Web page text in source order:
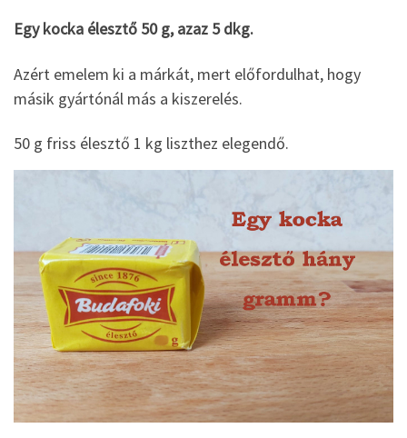
Egy kocka élesztő 50 g, azaz 5 dkg.
Azért emelem ki a márkát, mert előfordulhat, hogy
másik gyártónál más a kiszerelés.
50 g friss élesztő 1 kg liszthez elegendő.